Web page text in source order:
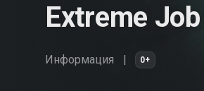
Extreme Job
Информация 0+